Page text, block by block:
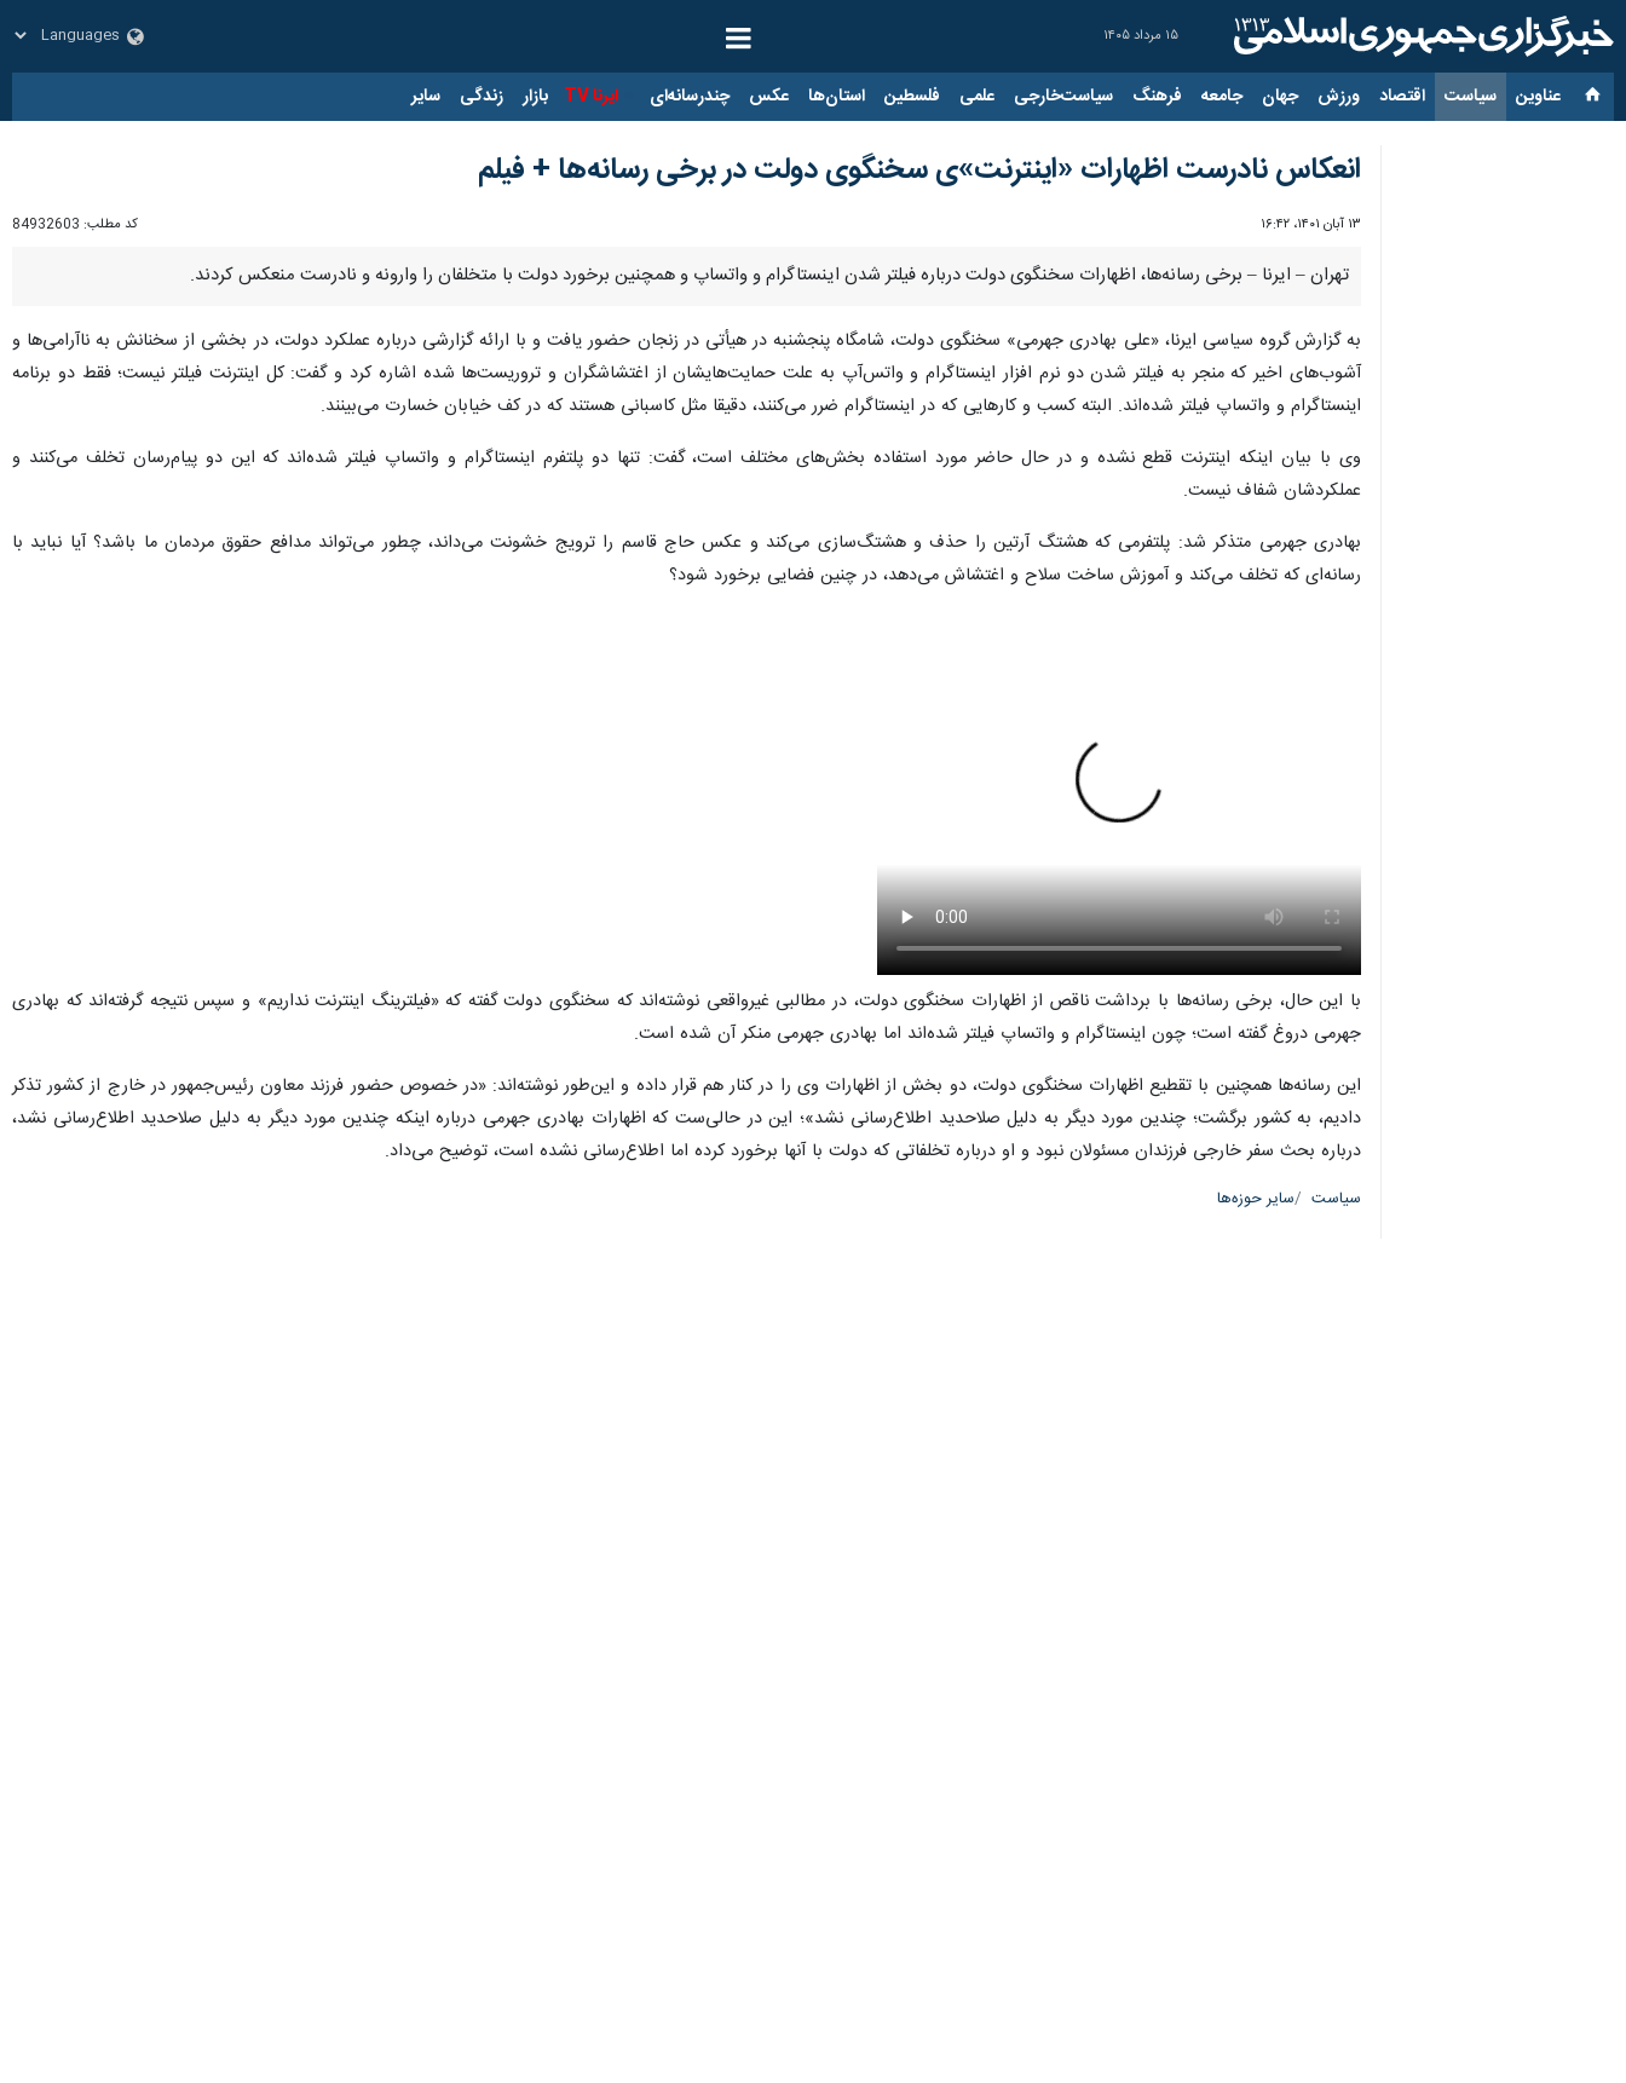
۱۵ مرداد ۱۴۰۵
عناوین‌ سیاست اقتصاد ورزش جهان جامعه فرهنگ سیاست‌خارجی علمی فلسطین استان‌ها عکس چندرسانه‌ای ایرنا TV بازار زندگی سایر
انعکاس نادرست اظهارات «اینترنت»ی سخنگوی دولت در برخی رسانه‌ها + فیلم
۱۳ آبان ۱۴۰۱، ۱۶:۴۲ کد مطلب: 84932603
تهران – ایرنا – برخی رسانه‌ها، اظهارات سخنگوی دولت درباره فیلتر شدن اینستاگرام و واتساپ و همچنین برخورد دولت با متخلفان را وارونه و نادرست منعکس کردند.
به گزارش گروه سیاسی ایرنا، «علی بهادری جهرمی» سخنگوی دولت، شامگاه پنجشنبه در هیأتی در زنجان حضور یافت و با ارائه گزارشی درباره عملکرد دولت، در بخشی از سخنانش به ناآرامی‌ها و
آشوب‌های اخیر که منجر به فیلتر شدن دو نرم افزار اینستاگرام و واتس‌آپ به علت حمایت‌هایشان از اغتشاشگران و تروریست‌ها شده اشاره کرد و گفت: کل اینترنت فیلتر نیست؛ فقط دو برنامه
اینستاگرام و واتساپ فیلتر شده‌اند. البته کسب و کارهایی که در اینستاگرام ضرر می‌کنند، دقیقا مثل کاسبانی‌ هستند که در کف خیابان خسارت می‌بینند.
وی با بیان اینکه اینترنت قطع نشده و در حال حاضر مورد استفاده بخش‌های مختلف است، گفت: تنها دو پلتفرم اینستاگرام و واتساپ فیلتر شده‌اند که این دو پیام‌رسان تخلف می‌کنند و
عملکردشان شفاف نیست.
بهادری جهرمی متذکر شد: پلتفرمی که هشتگ آرتین را حذف و هشتگ‌سازی می‌کند و عکس حاج قاسم را ترویج خشونت می‌داند، چطور می‌تواند مدافع حقوق مردمان ما باشد؟ آیا نباید با
رسانه‌ای که تخلف می‌کند و آموزش ساخت سلاح و اغتشاش می‌دهد، در چنین فضایی برخورد شود؟
با این حال، برخی رسانه‌ها با برداشت ناقص از اظهارات سخنگوی دولت، در مطالبی غیرواقعی نوشته‌اند که سخنگوی دولت گفته که «فیلترینگ اینترنت نداریم» و سپس نتیجه گرفته‌اند که بهادری
جهرمی دروغ گفته است؛ ‌چون اینستاگرام و واتساپ فیلتر شده‌اند اما بهادری جهرمی منکر آن شده است.
این رسانه‌ها همچنین با تقطیع اظهارات سخنگوی دولت، دو بخش از اظهارات وی را در کنار هم قرار داده‌ و این‌طور نوشته‌اند: «در خصوص حضور فرزند معاون رئیس‌جمهور در خارج از کشور تذکر
دادیم، به کشور برگشت؛ چندین مورد دیگر به دلیل صلاحدید اطلاع‌رسانی نشد»؛ این در حالی‌ست که اظهارات بهادری جهرمی درباره اینکه چندین مورد دیگر به دلیل صلاحدید اطلاع‌رسانی نشد،
درباره بحث سفر خارجی فرزندان مسئولان نبود و او درباره تخلفاتی که دولت با آنها برخورد کرده اما اطلاع‌رسانی نشده است، توضیح می‌داد.
سیاست سایر حوزه‌ها